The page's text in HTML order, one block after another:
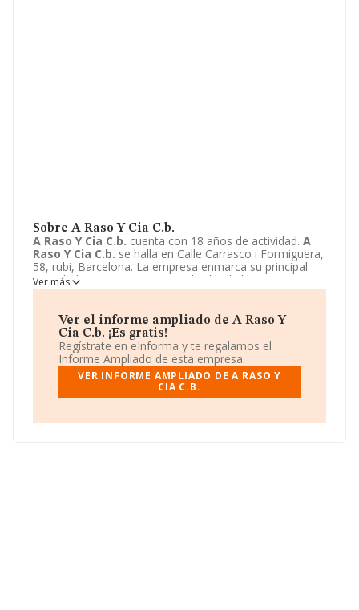
Sobre A Raso Y Cia C.b.
A Raso Y Cia C.b. cuenta con 18 años de actividad. A
Raso Y Cia C.b. se halla en Calle Carrasco i Formiguera,
58, rubi, Barcelona. La empresa enmarca su principal
actividad CNAE como 6820 - Alquiler de bienes
inmobiliarios por cuenta propia.A Raso Y Cia C.b.toma
Ver más
Ver el informe ampliado de A Raso Y
Cia C.b. ¡Es gratis!
Regístrate en eInforma y te regalamos el
Informe Ampliado de esta empresa.
VER INFORME AMPLIADO DE A RASO Y
CIA C.B.